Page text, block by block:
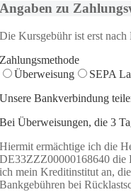
Angaben zu
Die Kursgebühr ist erst
Zahlungsmethode
Überweisung
SEPA
Unsere Bankverbindung
Bei Überweisungen, die 3
Hiermit ermächtige ich die
DE33ZZZ00000168640 die
ich mein Kreditinstitut an,
Bankgebühren bei